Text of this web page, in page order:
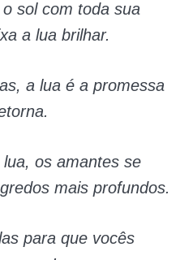
sol com toda sua
a lua brilhar.
a lua é a promessa
os amantes se
mais profundos.
para que vocês